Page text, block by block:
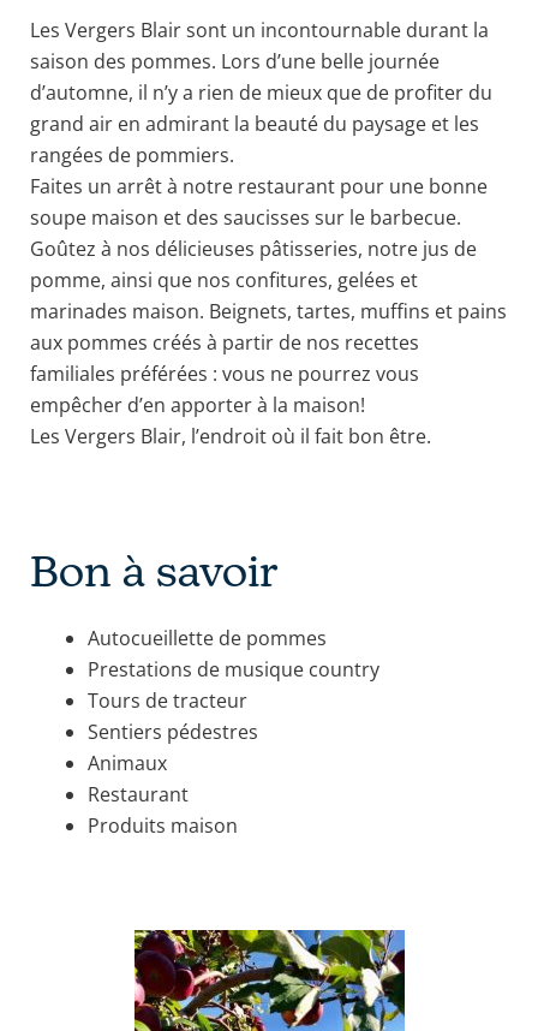
Les Vergers Blair sont un incontournable durant la
saison des pommes. Lors d’une belle journée
d’automne, il n’y a rien de mieux que de profiter du
grand air en admirant la beauté du paysage et les
rangées de pommiers.
Faites un arrêt à notre restaurant pour une bonne
soupe maison et des saucisses sur le barbecue.
Goûtez à nos délicieuses pâtisseries, notre jus de
pomme, ainsi que nos confitures, gelées et
marinades maison. Beignets, tartes, muffins et pains
aux pommes créés à partir de nos recettes
familiales préférées : vous ne pourrez vous
empêcher d’en apporter à la maison!
Les Vergers Blair, l’endroit où il fait bon être.
Bon à savoir
Autocueillette de pommes
Prestations de musique country
Tours de tracteur
Sentiers pédestres
Animaux
Restaurant
Produits maison